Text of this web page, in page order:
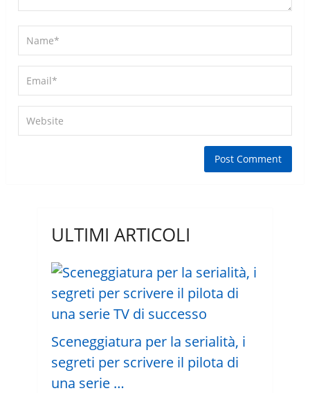
ULTIMI ARTICOLI
Sceneggiatura per la serialità, i
segreti per scrivere il pilota di
una serie …